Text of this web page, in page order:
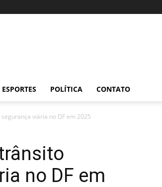
ESPORTES POLÍTICA CONTATO
viária no DF em 2025
no DF em